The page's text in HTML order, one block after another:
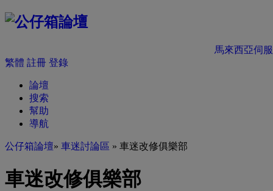
馬來西亞伺
繁體 註冊 登錄
論壇
搜索
幫助
導航
公仔箱論壇» 車迷討論區 » 車迷改修俱樂部
車迷改修俱樂部